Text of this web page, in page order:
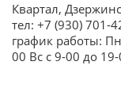
Квартал,
тел: +7 (930) 701-
график работы:
00 Вс с 9-00 до